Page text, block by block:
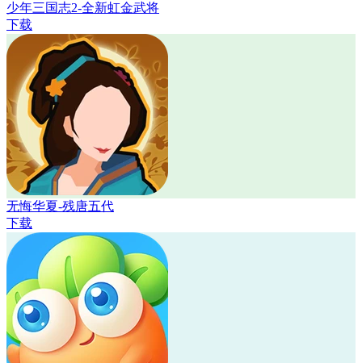
少年三国志2-全新虹金武将
下载
无悔华夏-残唐五代
下载